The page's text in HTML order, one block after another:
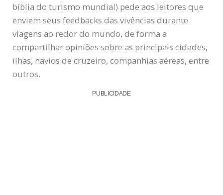
bíblia do turismo mundial) pede aos leitores que
enviem seus feedbacks das vivências durante
viagens ao redor do mundo, de forma a
compartilhar opiniões sobre as principais cidades,
ilhas, navios de cruzeiro, companhias aéreas, entre
outros.
PUBLICIDADE